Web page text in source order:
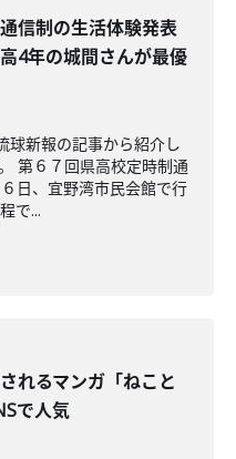
信制の生活体験発表
4年の城間さんが最優
球新報の記事から紹介し
第６７回県高校定時制通
日、宜野湾市民会館で行
で...
れるマンガ「ねこと
で人気